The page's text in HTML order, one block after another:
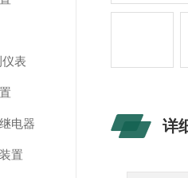
表
电器
置
详